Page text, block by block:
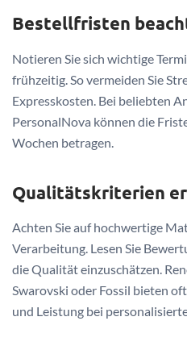
Bestellfristen
Notieren Sie sich wichtige
frühzeitig. So vermeiden Sie
Expresskosten. Bei beliebten
PersonalNova können die
Wochen betragen.
Qualitätskriterien
Achten Sie auf hochwertige
Verarbeitung. Lesen Sie
die Qualität einzuschätzen.
Swarovski oder Fossil bieten
und Leistung bei